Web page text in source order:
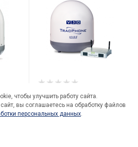
Судовая спутниковая
антенна mini-VSAT KVH
TracPhone V30
чтобы улучшить работу сайта.
вы соглашаетесь на обработку файлов
персональных данных.